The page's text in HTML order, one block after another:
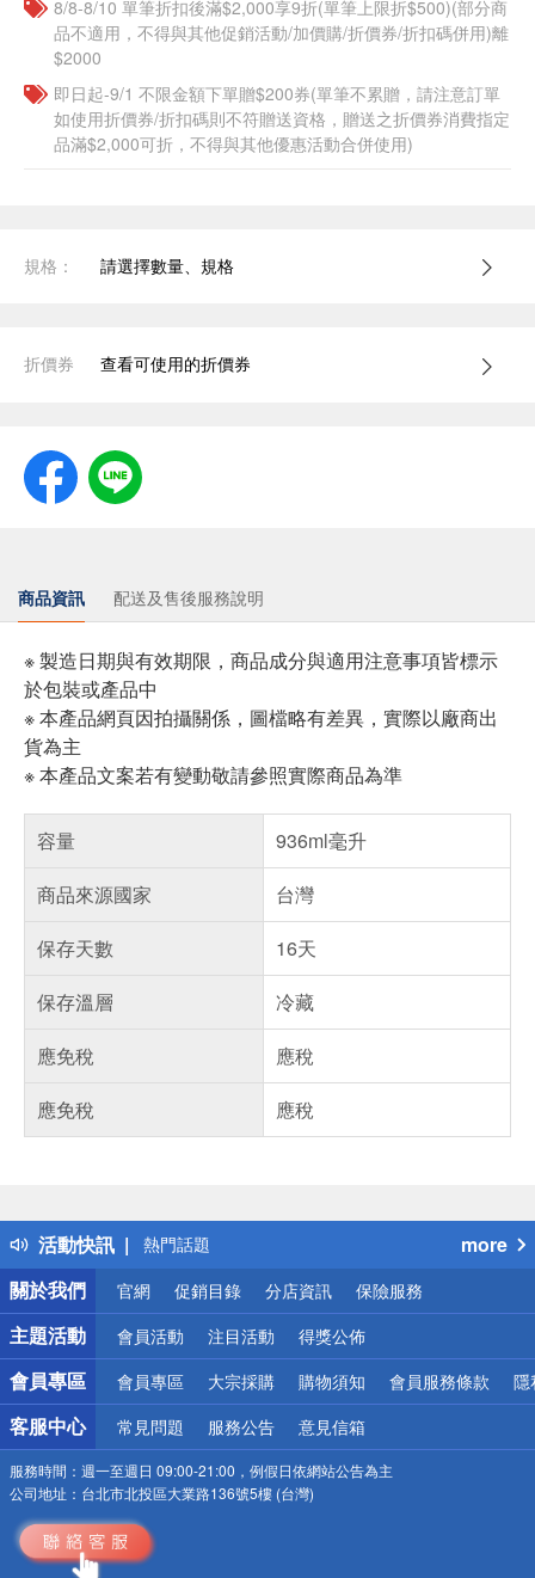
8/8-8/10 單筆折扣後滿$2,000享9折(單筆上限折$500)(部分商
品不適用，不得與其他促銷活動/加價購/折價券/折扣碼併用)離
$2000
即日起-9/1 不限金額下單贈$200券(單筆不累贈，請注意訂單
如使用折價券/折扣碼則不符贈送資格，贈送之折價券消費指定
品滿$2,000可折，不得與其他優惠活動合併使用)
規格： 請選擇數量、規格
折價券 查看可使用的折價券
商品資訊 配送及售後服務說明
※ 製造日期與有效期限，商品成分與適用注意事項皆標示
於包裝或產品中
※ 本產品網頁因拍攝關係，圖檔略有差異，實際以廠商出
貨為主
※ 本產品文案若有變動敬請參照實際商品為準
容量
936ml毫升
商品來源國家
台灣
保存天數
16天
保存溫層
冷藏
應免稅
應稅
應免稅
應稅
活動快訊
得獎公告
熱門話題
銀行優惠
偏遠地區配送
詐騙網頁！請小心！
more
關於我們
官網 促銷目錄 分店資訊 保險服務
主題活動 會員活動 注目活動 得獎公佈
會員專區 會員專區 大宗採購 購物須知 會員服務條款 隱
客服中心 常見問題 服務公告 意見信箱
服務時間： 週一至週日 09:00-21:00，例假日依網站公告為主
公司地址： 台北市北投區大業路136號5樓 (台灣)